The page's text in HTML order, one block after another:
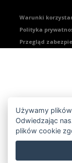
Warunki
Polityka
Przegląd
Używamy
Odwiedzając
plików cookie